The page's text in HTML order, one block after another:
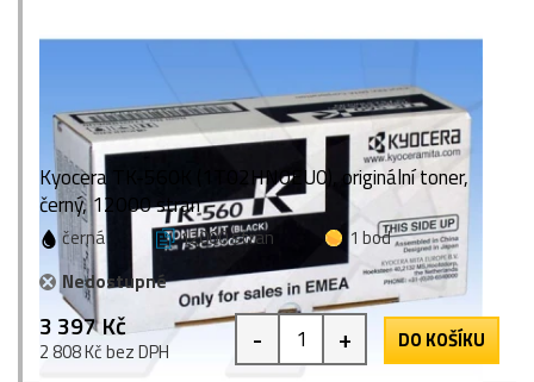
Kyocera TK-560K (1T02HN0EU0), originální toner,
černý, 12000 stran
černá 12000 stran
1 bod
Nedostupné
3 397 Kč
2 808 Kč bez DPH - + DO KOŠÍKU